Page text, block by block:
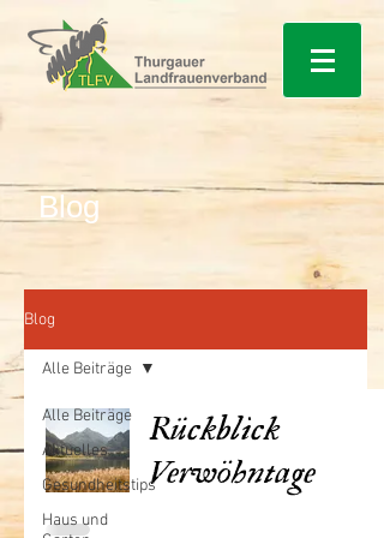
Blog
Blog
Alle Beiträge
Aktuelles
Gesundheitstips
Haus und
Alle Beiträge
Rückblick
Verwöhntage